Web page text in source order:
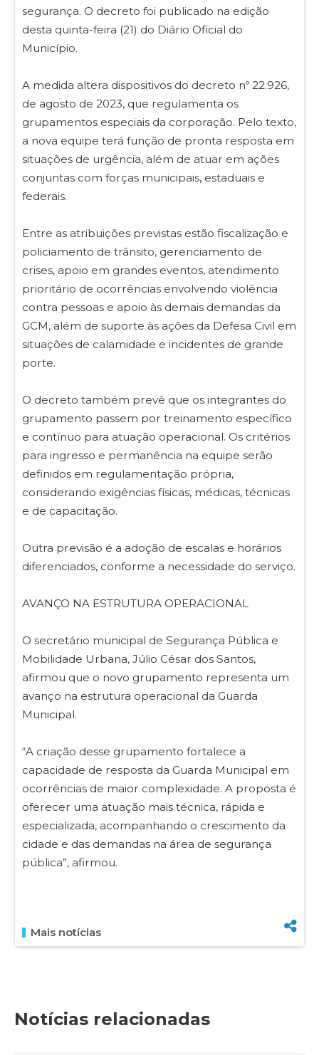
segurança. O decreto foi publicado na edição
desta quinta-feira (21) do Diário Oficial do
Município.
A medida altera dispositivos do decreto nº 22.926,
de agosto de 2023, que regulamenta os
grupamentos especiais da corporação. Pelo texto,
a nova equipe terá função de pronta resposta em
situações de urgência, além de atuar em ações
conjuntas com forças municipais, estaduais e
federais.
Entre as atribuições previstas estão fiscalização e
policiamento de trânsito, gerenciamento de
crises, apoio em grandes eventos, atendimento
prioritário de ocorrências envolvendo violência
contra pessoas e apoio às demais demandas da
GCM, além de suporte às ações da Defesa Civil em
situações de calamidade e incidentes de grande
porte.
O decreto também prevê que os integrantes do
grupamento passem por treinamento específico
e contínuo para atuação operacional. Os critérios
para ingresso e permanência na equipe serão
definidos em regulamentação própria,
considerando exigências físicas, médicas, técnicas
e de capacitação.
Outra previsão é a adoção de escalas e horários
diferenciados, conforme a necessidade do serviço.
AVANÇO NA ESTRUTURA OPERACIONAL
O secretário municipal de Segurança Pública e
Mobilidade Urbana, Júlio César dos Santos,
afirmou que o novo grupamento representa um
avanço na estrutura operacional da Guarda
Municipal.
“A criação desse grupamento fortalece a
capacidade de resposta da Guarda Municipal em
ocorrências de maior complexidade. A proposta é
oferecer uma atuação mais técnica, rápida e
especializada, acompanhando o crescimento da
cidade e das demandas na área de segurança
pública”, afirmou.
Mais notícias
Notícias relacionadas